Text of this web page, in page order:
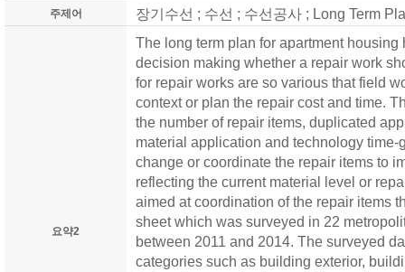
주제어 장기수선 ; 수선 ; 수선공사 ; Long Term
요약2
The long term plan for apartment
decision making whether a repair work
for repair works are so various that field
context or plan the repair cost and time.
the number of repair items, duplicated
material application and technology time-
change or coordinate the repair items to
reflecting the current material level or
aimed at coordination of the repair items
sheet which was surveyed in 22
between 2011 and 2014. The surveyed
categories such as building exterior,